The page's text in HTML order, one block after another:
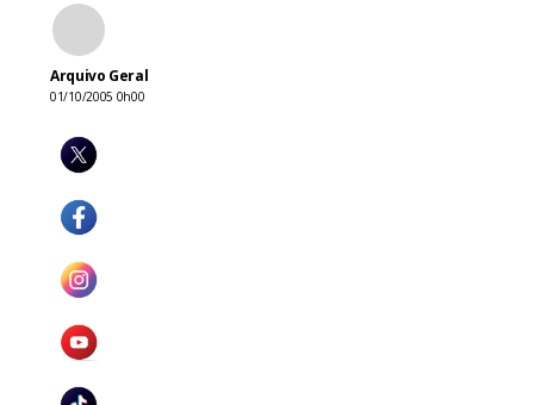
Arquivo Geral
01/10/2005 0h00